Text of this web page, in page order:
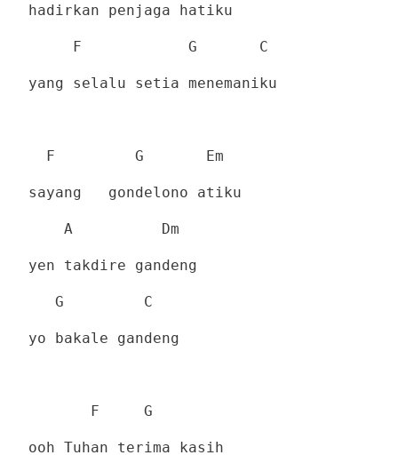
hadirkan penjaga hatiku
F G C
yang selalu setia menemaniku
F G Em
sayang gondelono atiku
A Dm
yen takdire gandeng
G C
yo bakale gandeng
F G
ooh Tuhan terima kasih